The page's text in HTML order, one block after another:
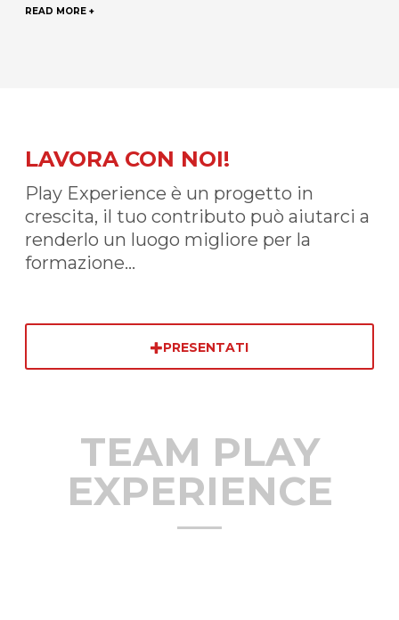
READ MORE +
LAVORA CON NOI!
Play Experience è un progetto in
crescita, il tuo contributo può aiutarci a
renderlo un luogo migliore per la
formazione...
PRESENTATI
TEAM PLAY
EXPERIENCE